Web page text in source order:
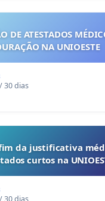
DE ATESTADOS
NA UNIOESTE
30 dias
da justificativa
curtos na
30 dias